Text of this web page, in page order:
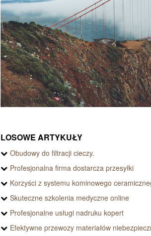
LOSOWE ARTYKUŁY
Obudowy do filtracji cieczy.
Profesjonalna firma dostarcza przesyłki
Korzyści z systemu kominowego
Skuteczne szkolenia medyczne online
Profesjonalne usługi nadruku kopert
Efektywne przewozy materiałów